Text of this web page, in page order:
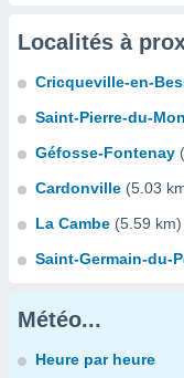
Localités à
Cricqueville-en-
Saint-Pierre-du-
Géfosse-Fontenay
Cardonville (5.03
La Cambe (5.59 km)
Saint-Germain-du-
Météo...
Heure par heure